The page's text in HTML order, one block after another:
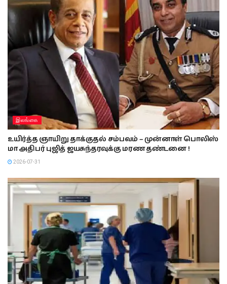
இலங்கை
உயிர்த்த ஞாயிறு தாக்குதல் சம்பவம் – முன்னாள் பொலிஸ்
மா அதிபர் புஜித் ஜயசுந்தரவுக்கு மரண தண்டனை !
2026-07-31